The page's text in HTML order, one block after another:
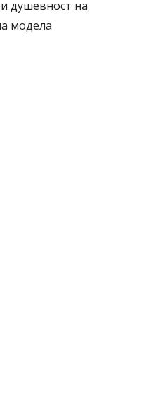
душевност на
модела